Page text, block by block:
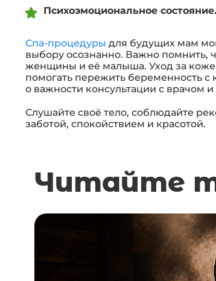
Психоэмоциональное состояние.
Спа-процедуры для будущих мам
выбору осознанно. Важно помнить,
женщины и её малыша. Уход за
помогать пережить беременность
о важности консультации с врачом
Слушайте своё тело, соблюдайте
заботой, спокойствием и красотой.
Читайте